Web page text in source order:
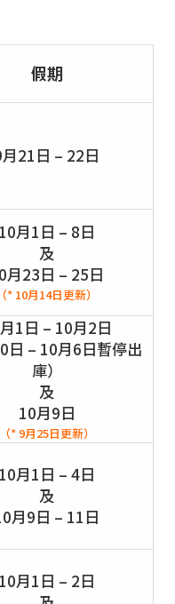
假期
21日 – 22日
10月1日 – 8日
及
月23日 – 25日
（* 10月14日更新）
1日 – 10月2日
日 – 10月6日暫停出
庫）
及
10月9日
（* 9月25日更新）
10月1日 – 4日
及
月9日 – 11日
10月1日 – 2日